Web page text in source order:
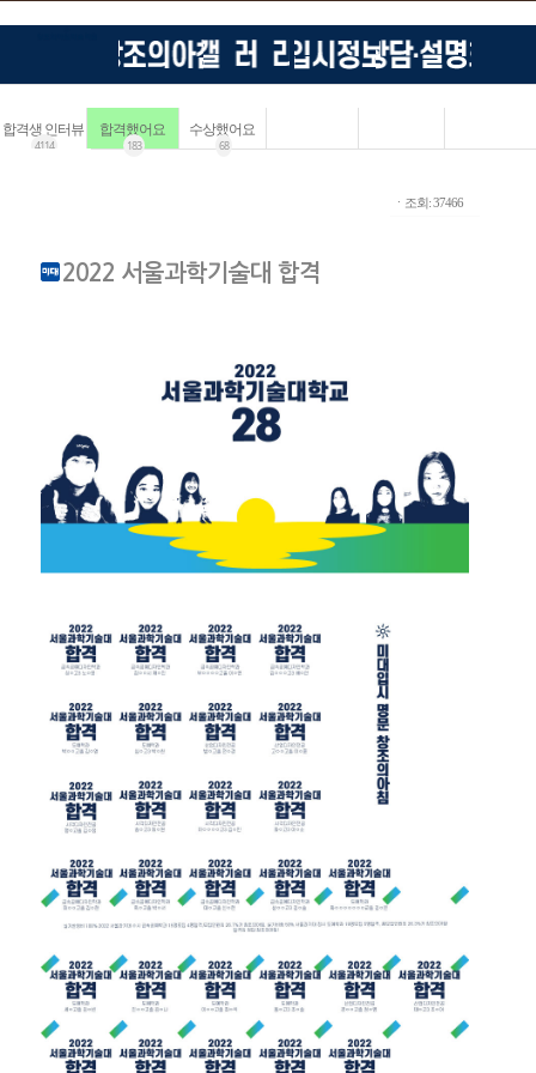
합격생 인터뷰
4114
합격했어요
183
수상했어요
68
ㆍ조회: 37466
2022 서울과학기술대 합격